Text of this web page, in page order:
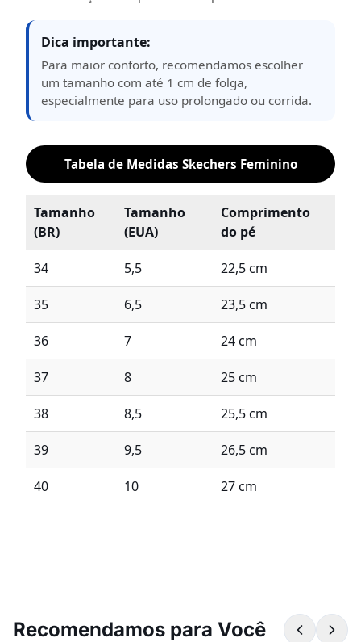
Dica importante:
Para maior conforto, recomendamos escolher
um tamanho com até 1 cm de folga,
especialmente para uso prolongado ou corrida.
Tabela de Medidas Skechers Feminino
Tamanho
(BR)
Tamanho
(EUA)
Comprimento
do pé
34 5,5 22,5 cm
35 6,5 23,5 cm
36 7 24 cm
37 8 25 cm
38 8,5 25,5 cm
39 9,5 26,5 cm
40 10 27 cm
Recomendamos para Você